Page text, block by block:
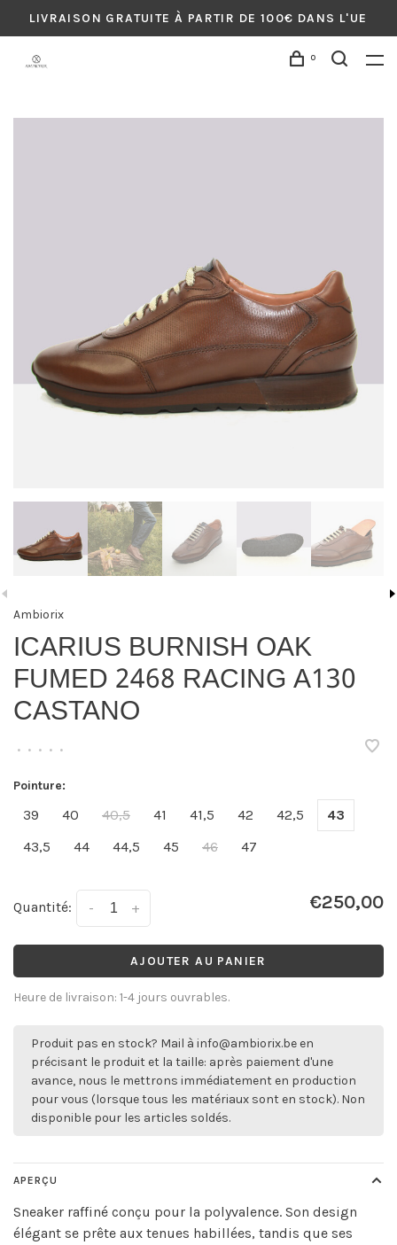
LIVRAISON GRATUITE À PARTIR DE 100€ DANS L'UE
0
Ambiorix
ICARIUS BURNISH OAK
FUMED 2468 RACING A130
CASTANO
• • • • •
Pointure:
39 40 40,5 41 41,5 42 42,5
43
43,5
44 44,5 45 46 47
Quantité: +
- €250,00
AJOUTER AU PANIER
Heure de livraison: 1-4 jours ouvrables.
Produit pas en stock? Mail à info@ambiorix.be en
précisant le produit et la taille: après paiement d'une
avance, nous le mettrons immédiatement en production
pour vous (lorsque tous les matériaux sont en stock). Non
disponible pour les articles soldés.
APERÇU
Sneaker raffiné conçu pour la polyvalence. Son design
élégant se prête aux tenues habillées, tandis que ses